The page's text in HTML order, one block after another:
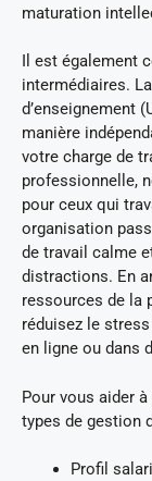
maturation
Il est également
intermédiaires.
d’enseignement
manière
votre charge de
professionnelle,
pour ceux qui
organisation
de travail calme
distractions. En
ressources de la
réduisez le
en ligne ou dans
Pour vous aider
types de gestion
Profil